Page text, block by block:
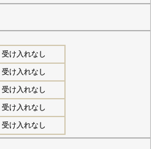
受け入れなし
受け入れなし
受け入れなし
受け入れなし
受け入れなし